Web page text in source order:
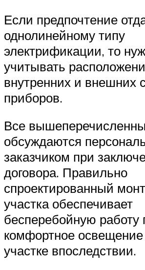
Если предпочтение
однолинейному типу
электрификации, то
учитывать
внутренних и внешних
приборов.
Все
обсуждаются
заказчиком при
договора. Правильно
спроектированный
участка обеспечивает
бесперебойную работу
комфортное
участке впоследствии.